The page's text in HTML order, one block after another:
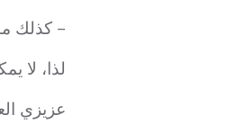
– كذلك
لذا، لا
عزيزي